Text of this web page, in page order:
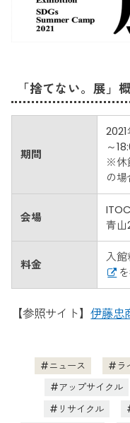
「捨てない。展」
期間
～
※休
の
会場
青山
料金
入
【参照サイト】伊藤忠
ニュース ラ
アップサイクル
リサイクル